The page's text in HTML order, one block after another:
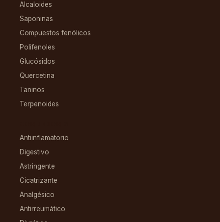
Alcaloides
Saponinas
Compuestos fenólicos
Polifenoles
Glucósidos
Quercetina
Taninos
Terpenoides
Antiinflamatorio
Digestivo
Astringente
Cicatrizante
Analgésico
Antirreumático